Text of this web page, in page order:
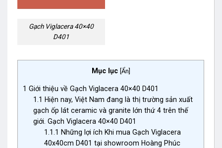
Gạch Viglacera 40×40
D401
Mục lục Ẩn
1 Giới thiệu về Gạch Viglacera 40×40 D401
1.1 Hiện nay, Việt Nam đang là thị trường sản xuất
gạch ốp lát ceramic và granite lớn thứ 4 trên thế
giới. Gạch Viglacera 40×40 D401
1.1.1 Những lợi ích Khi mua Gạch Viglacera
40x40cm D401 tại showroom Hoàng Phúc